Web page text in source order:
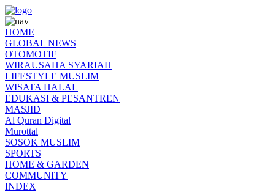
HOME
GLOBAL NEWS
OTOMOTIF
WIRAUSAHA SYARIAH
LIFESTYLE MUSLIM
WISATA HALAL
EDUKASI & PESANTREN
MASJID
Al Quran Digital
Murottal
SOSOK MUSLIM
SPORTS
HOME & GARDEN
COMMUNITY
INDEX